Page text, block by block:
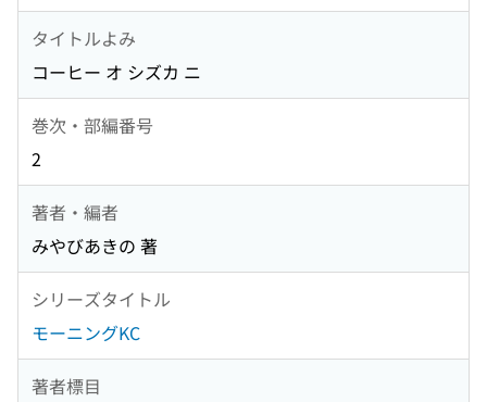
タイトルよみ
コーヒー オ シズカ ニ
巻次・部編番号
2
著者・編者
みやびあきの 著
シリーズタイトル
モーニングKC
著者標目